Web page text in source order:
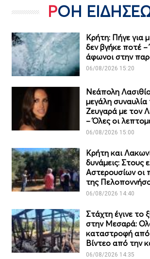
ΡΟΗ
Κρήτη: Πήγε για
δεν βγήκε ποτέ –
άφωνοι στην
06/08/2026 15:20
Νεάπολη
μεγάλη συναυλία
Ζευγαρά με τον
– Όλες οι
06/08/2026 15:00
Κρήτη και
δυνάμεις: Στους
Αστερουσίων οι
της
06/08/2026 14:40
Στάχτη έγινε το
στην Μεσαρά:
καταστροφή
Βίντεο από την
06/08/2026 14:35